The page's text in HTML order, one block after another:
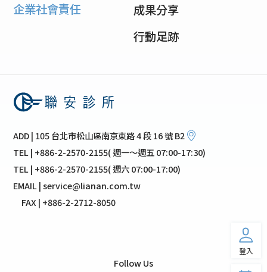
企業社會責任
成果分享
行動足跡
ADD | 105 台北市松山區南京東路 4 段 16 號 B2
TEL | +886-2-2570-2155( 週一～週五 07:00-17:30)
TEL | +886-2-2570-2155( 週六 07:00-17:00)
EMAIL | service@lianan.com.tw
FAX | +886-2-2712-8050
Follow Us
登入